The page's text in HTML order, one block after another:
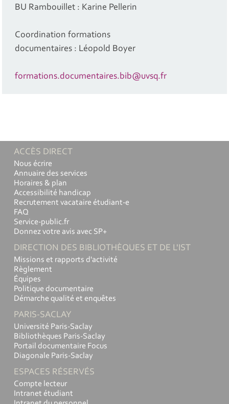
BU Rambouillet : Karine Pellerin
Coordination formations
documentaires : Léopold Boyer
formations.documentaires.bib@uvsq.fr
ACCÈS DIRECT
Nous écrire
Annuaire des services
Horaires & plan
Accessibilité handicap
Recrutement vacataire étudiant-e
FAQ
Service-public.fr
Donnez votre avis avec SP+
DIRECTION DES BIBLIOTHÈQUES ET DE L'IST
Missions et rapports d'activité
Règlement
Équipes
Politique documentaire
Démarche qualité et enquêtes
PARIS-SACLAY
Université Paris-Saclay
Bibliothèques Paris-Saclay
Portail documentaire Focus
Diagonale Paris-Saclay
ESPACES RÉSERVÉS
Compte lecteur
Intranet étudiant